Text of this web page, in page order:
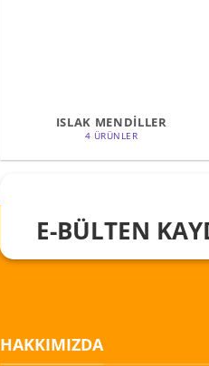
ISLAK MENDİLLER
4 ÜRÜNLER
E-BÜLTEN
HAKKIMIZDA